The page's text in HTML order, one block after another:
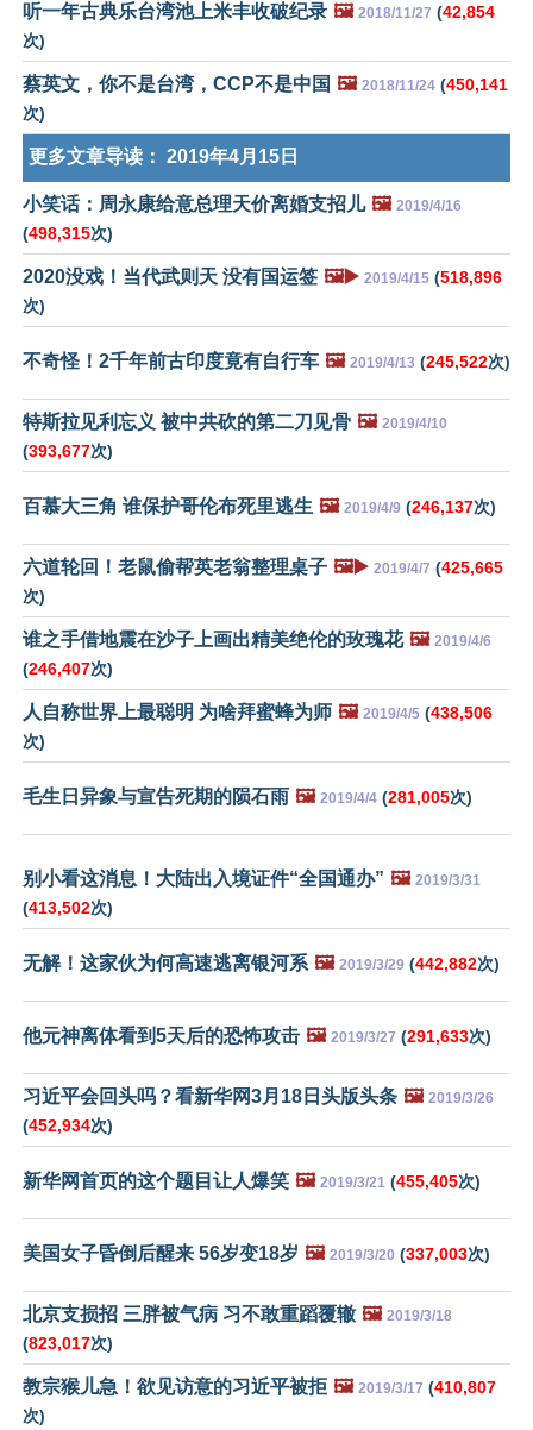
听一年古典乐台湾池上米丰收破纪录 🖼️ 2018/11/27 (42,854
次)
蔡英文，你不是台湾，CCP不是中国 🖼️ 2018/11/24 (450,141
次)
更多文章导读： 2019年4月15日
小笑话：周永康给意总理天价离婚支招儿 🖼️ 2019/4/16
(498,315次)
2020没戏！当代武则天 没有国运签 🖼️▶️ 2019/4/15 (518,896
次)
不奇怪！2千年前古印度竟有自行车 🖼️ 2019/4/13 (245,522次)
特斯拉见利忘义 被中共砍的第二刀见骨 🖼️ 2019/4/10
(393,677次)
百慕大三角 谁保护哥伦布死里逃生 🖼️ 2019/4/9 (246,137次)
六道轮回！老鼠偷帮英老翁整理桌子 🖼️▶️ 2019/4/7 (425,665
次)
谁之手借地震在沙子上画出精美绝伦的玫瑰花 🖼️ 2019/4/6
(246,407次)
人自称世界上最聪明 为啥拜蜜蜂为师 🖼️ 2019/4/5 (438,506
次)
毛生日异象与宣告死期的陨石雨 🖼️ 2019/4/4 (281,005次)
别小看这消息！大陆出入境证件“全国通办” 🖼️ 2019/3/31
(413,502次)
无解！这家伙为何高速逃离银河系 🖼️ 2019/3/29 (442,882次)
他元神离体看到5天后的恐怖攻击 🖼️ 2019/3/27 (291,633次)
习近平会回头吗？看新华网3月18日头版头条 🖼️ 2019/3/26
(452,934次)
新华网首页的这个题目让人爆笑 🖼️ 2019/3/21 (455,405次)
美国女子昏倒后醒来 56岁变18岁 🖼️ 2019/3/20 (337,003次)
北京支损招 三胖被气病 习不敢重蹈覆辙 🖼️ 2019/3/18
(823,017次)
教宗猴儿急！欲见访意的习近平被拒 🖼️ 2019/3/17 (410,807
次)